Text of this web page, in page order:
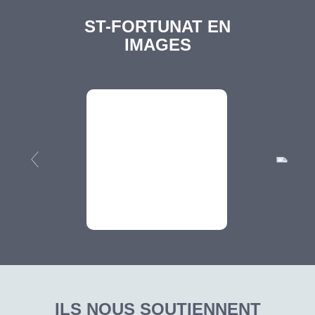
ST-FORTUNAT EN
IMAGES
ILS NOUS SOUTIENNENT